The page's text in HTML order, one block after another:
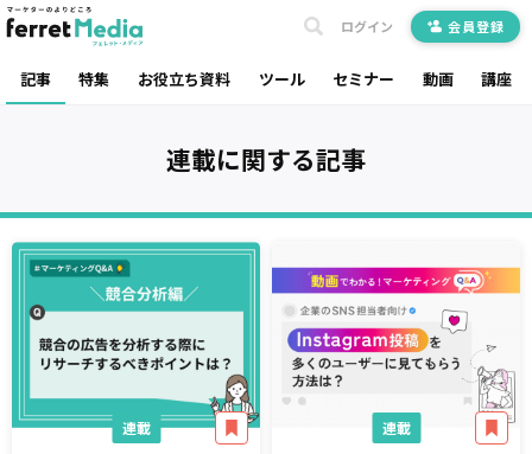
記事 特集 お役立ち資料 ツール セミナー 動画 講座
ログイン 会員登録
連載に関する記事
連載 連載